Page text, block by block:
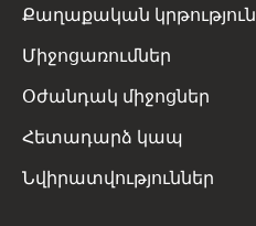
Քաղաքական կրթություն
Միջոցառումներ
Օժանդակ միջոցներ
Հետադարձ կապ
Նվիրատվություններ